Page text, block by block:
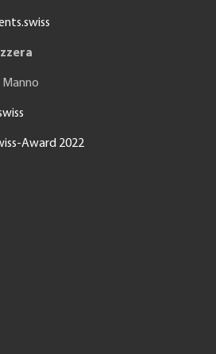
Manno
Award 2022